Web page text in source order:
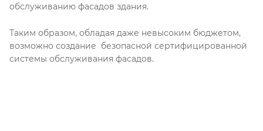
обслуживанию фасадов здания.
Таким образом, обладая даже невысоким бюджетом,
возможно создание безопасной сертифицированной
системы обслуживания фасадов.